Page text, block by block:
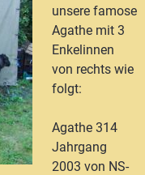
unsere famose
Agathe mit 3
Enkelinnen
von rechts wie
folgt:
Agathe 314
Jahrgang
2003 von NS-